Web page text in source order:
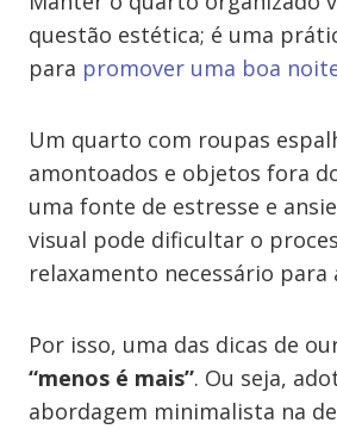
questão estética; é uma
para promover uma boa
Um quarto com roupas
amontoados e objetos fora
uma fonte de estresse e
visual pode dificultar o
relaxamento necessário para
Por isso, uma das dicas de
“menos é mais”. Ou seja,
abordagem minimalista na